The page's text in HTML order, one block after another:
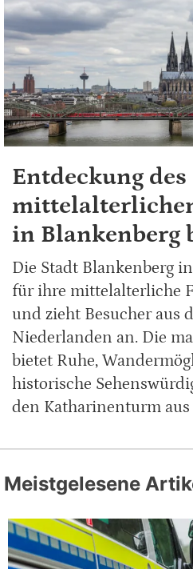
Entdeckung des
in Blankenberg
Die Stadt Blankenberg
für ihre mittelalterliche
und zieht Besucher aus
Niederlanden an. Die
bietet Ruhe,
historische
den Katharinenturm aus
Meistgelesene